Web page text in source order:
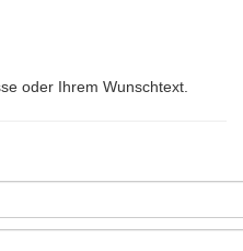
oder Ihrem Wunschtext.